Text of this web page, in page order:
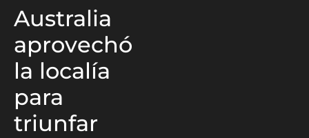
Australia
aprovechó
la localía
para
triunfar